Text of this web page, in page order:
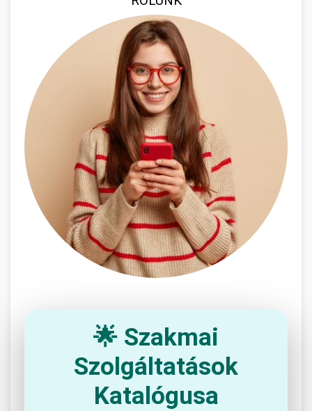
🌟 Szakmai
Szolgáltatások
Katalógusa